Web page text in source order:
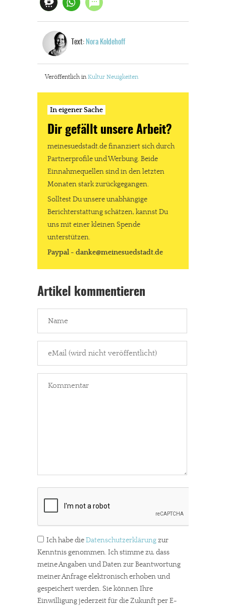
JETZT SPENDEN
Text: Nora Koldehoff
Veröffentlich in Kultur Neuigkeiten
In eigener Sache
Dir gefällt unsere Arbeit?
meinesuedstadt.de finanziert sich durch
Partnerprofile und Werbung. Beide
Einnahmequellen sind in den letzten
Monaten stark zurückgegangen.
Solltest Du unsere unabhängige
Berichterstattung schätzen, kannst Du
uns mit einer kleinen Spende
unterstützen.
Paypal - danke@meinesuedstadt.de
Artikel kommentieren
Ich habe dieDatenschutzerklärungzur
Kenntnis genommen. Ich stimme zu, dass
meine Angaben und Daten zur Beantwortung
meiner Anfrage elektronisch erhoben und
gespeichert werden. Sie können Ihre
Einwilligung jederzeit für die Zukunft per E-